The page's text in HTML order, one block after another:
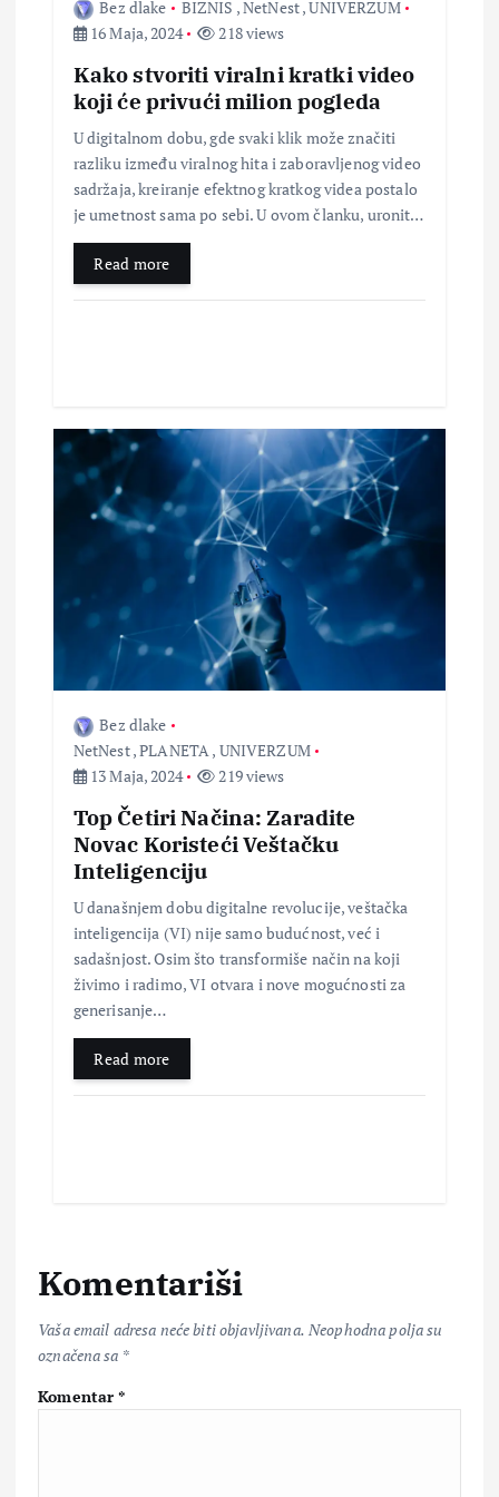
Bez dlake BIZNIS ,NetNest,UNIVERZUM
16 Maja, 2024
218 views
Kako stvoriti viralni kratki video
koji će privući milion pogleda
U digitalnom dobu, gde svaki klik može značiti
razliku između viralnog hita i zaboravljenog video
sadržaja, kreiranje efektnog kratkog videa postalo
je umetnost sama po sebi. U ovom članku, uronit…
Read more
Bez dlake
NetNest,PLANETA, UNIVERZUM
13 Maja, 2024
219 views
Top Četiri Načina: Zaradite
Novac Koristeći Veštačku
Inteligenciju
U današnjem dobu digitalne revolucije, veštačka
inteligencija (VI) nije samo budućnost, već i
sadašnjost. Osim što transformiše način na koji
živimo i radimo, VI otvara i nove mogućnosti za
generisanje…
Read more
Komentariši
Vaša email adresa neće biti objavljivana. Neophodna polja su
označena sa *
Komentar*